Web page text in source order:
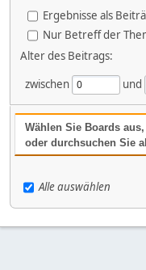
Ergebnisse als
Nur Betreff der
Alter des Beitrags:
zwischen
und
Wählen Sie Boards
oder durchsuchen Sie
Alle auswählen